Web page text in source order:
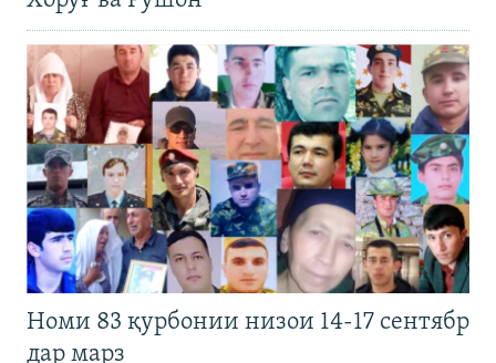
Номи 83 қурбонии низои 14-17 сентябр
дар марз